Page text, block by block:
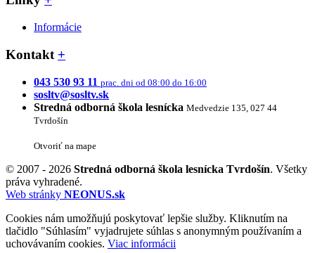
Informácie
Kontakt +
043 530 93 11 prac. dni od 08:00 do 16:00
sosltv@sosltv.sk
Stredná odborná škola lesnícka Medvedzie 135, 027 44
Tvrdošín
Otvoriť na mape
© 2007 - 2026 Stredná odborná škola lesnícka Tvrdošín. Všetky
práva vyhradené.
Web stránky NEONUS.sk
Cookies nám umožňujú poskytovať lepšie služby. Kliknutím na
tlačidlo "Súhlasím" vyjadrujete súhlas s anonymným používaním a
uchovávaním cookies. Viac informácii